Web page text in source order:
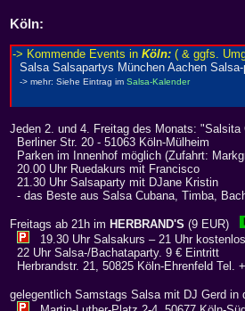
Köln:
Jeden 2. und 4. Freitag des Monats: "Salsita
Berliner Str. 20 - 51063 Köln-Mülheim
Parken im Innenhof möglich (Zufahrt:
20.00 Uhr Ruedakurs mit Francisco
21.30 Uhr Salsaparty mit DJane Kristin
- das Beste aus Salsa Cubana, Timba,
Freitags ab 21h im HERBRAND'S (9 EUR)
19.30 Uhr Salsakurs – 21 Uhr
22 Uhr Salsa-/Bachataparty. 9 € Eintritt
Herbrandstr. 21, 50825 Köln-Ehrenfeld Tel.
gelegentlich Samstags Salsa mit DJ Gerd in